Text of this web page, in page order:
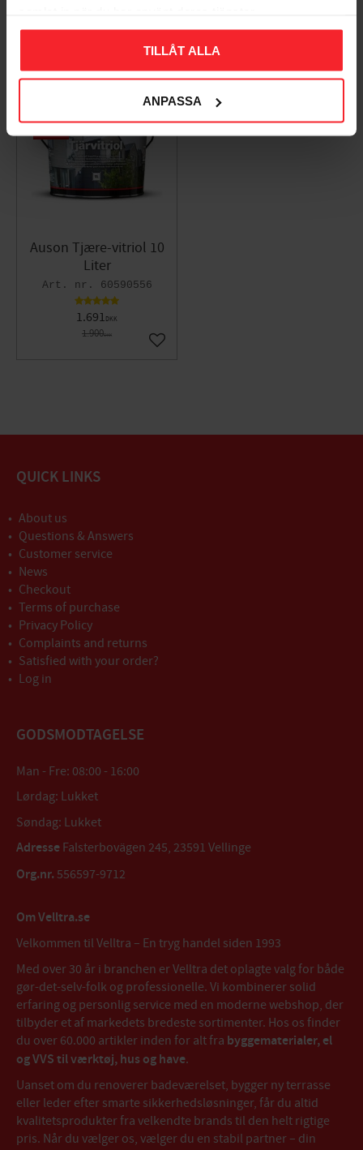
TILLÅT ALLA
ANPASSA
Populära produkter
Auson Tjære-vitriol 10
Liter
60590556
1.691DKK
1.900DKK
11%
Gem som favorit
QUICK LINKS
About us
Questions & Answers
Customer service
News
Checkout
Terms of purchase
Privacy Policy
Complaints and returns
Satisfied with your order?
Log in
GODSMODTAGELSE
Man - Fre: 08:00 - 16:00
Lørdag: Lukket
Søndag: Lukket
Adresse Falsterbovägen 245, 23591 Vellinge
Org.nr. 556597-9712
Om Velltra.se
Velkommen til Velltra – En tryg handel siden 1993
Med over 30 år i branchen er Velltra det oplagte valg for både
gør-det-selv-folk og professionelle. Vi kombinerer solid
erfaring og personlig service med en moderne webshop, der
tilbyder et af markedets bredeste sortimenter. Hos os finder
du over 60.000 artikler inden for alt fra byggematerialer, el
og VVS til værktøj, hus og have.
Uanset om du renoverer badeværelset, bygger ny terrasse
eller leder efter smarte sikkerhedsløsninger, får du altid
kvalitetsprodukter fra velkendte brands til den helt rigtige
pris. Når du vælger os, vælger du en stabil partner – din